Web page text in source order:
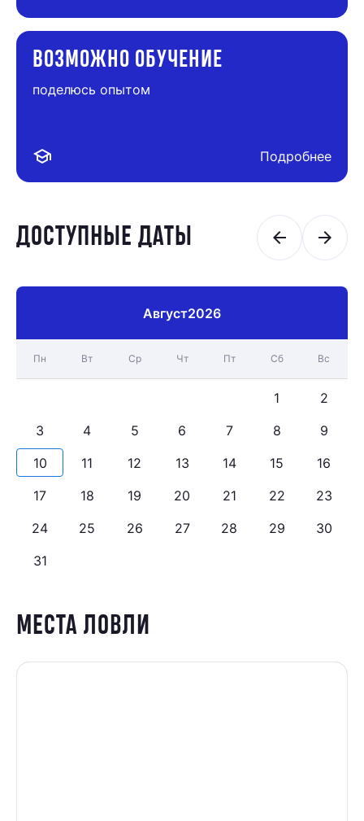
ВОЗМОЖНО ОБУЧЕНИЕ
поделюсь опытом
school Подробнее
ДОСТУПНЫЕ ДАТЫ arrow_back arrow_forward
Август2026
Пн Вт Ср Чт Пт Сб Вс
1
2
3
4 5 6 7 8
9
10
11 12 13 14 15
16
17
18 19 20 21 22
23
24
25 26 27 28 29
30
31
МЕСТА ЛОВЛИ